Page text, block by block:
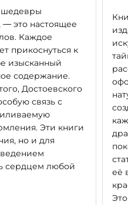
шедевры
— это настоящее
Каждое
прикоснуться к
изысканный
содержание.
Достоевского
связь с
Эти книги
но и для
сердцем любой
её